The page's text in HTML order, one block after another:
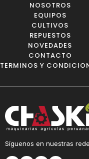
NOSOTROS
EQUIPOS
CULTIVOS
REPUESTOS
NOVEDADES
CONTACTO
TERMINOS Y
Síguenos en nuestras